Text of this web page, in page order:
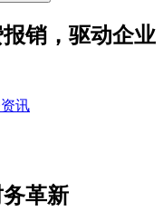
销，驱动企业
讯
革新